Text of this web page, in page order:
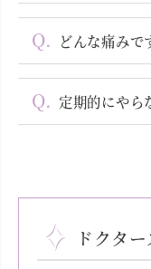
どんな痛みで
定期的にやら
ドクタ